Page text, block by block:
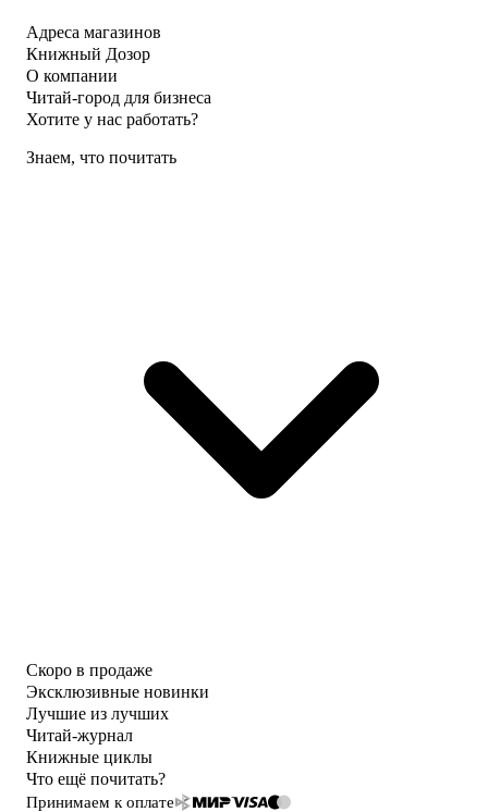
Адреса магазинов
Книжный Дозор
О компании
Читай-город для бизнеса
Хотите у нас работать?
Знаем, что почитать
Скоро в продаже
Эксклюзивные новинки
Лучшие из лучших
Читай-журнал
Книжные циклы
Что ещё почитать?
Принимаем к оплате